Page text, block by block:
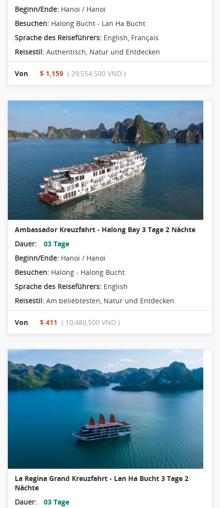
Beginn/Ende: Hanoi / Hanoi
Besuchen: Halong Bucht - Lan Ha Bucht
Sprache des Reiseführers: English, Français
Reisestil: Authentisch Natur und Entdecken
Von $ 1,159 ( 29,554,500 VND )
Ambassador Kreuzfahrt - Halong Bay 3 Tage 2 Nächte
Dauer:
03 Tage
Beginn/Ende: Hanoi / Hanoi
Besuchen: Halong - Halong Bucht
Sprache des Reiseführers: English
Reisestil: Am beliebtesten, Natur und Entdecken
Von $ 411 ( 10,480,500 VND )
La Regina Grand Kreuzfahrt - Lan Ha Bucht 3 Tage 2
Nächte
Dauer:
03 Tage